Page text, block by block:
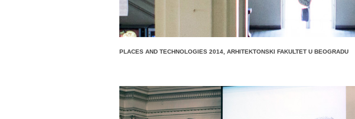
PLACES AND TECHNOLOGIES 2014, ARHITEKTONSKI FAKULTET U BEOGRADU